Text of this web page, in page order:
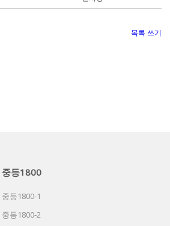
목록 쓰기
중등1800
중등1800-1
중등1800-2